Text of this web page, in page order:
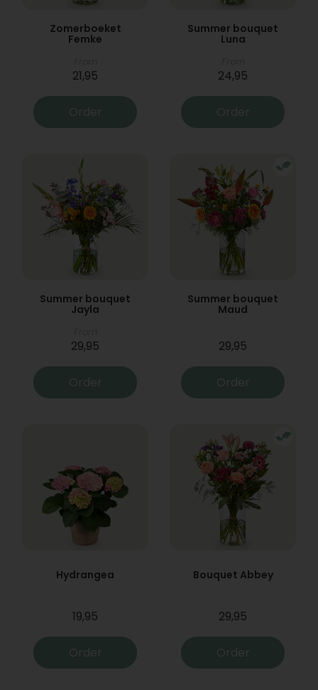
Zomerboeket
Femke
21,95
Order
Summer bouquet
Luna
24,95
Order
Summer bouquet
Jayla
29,95
Order
Summer bouquet
Maud
29,95
Order
Hydrangea
19,95
Order
Bouquet Abbey
29,95
Order